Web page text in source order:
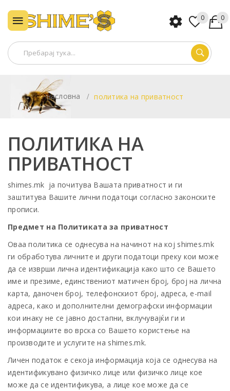
0 0
насловна политика на приватност
ПОЛИТИКА НА
ПРИВАТНОСТ
shimes.mk ја почитува Вашата приватност и ги
заштитува Вашите лични податоци согласно законските
прописи.
Предмет на Политиката за приватност
Оваа политика се однесува на начинот на кој shimes.mk
ги обработува личните и други податоци преку кои може
да се изврши лична идентификација како што се Вашето
име и презиме, единствениот матичен број, број на лична
карта, даночен број, телефонскиот број, адреса, e-mail
адреса, како и дополнителни демографски информации
кои инаку не се јавно достапни, вклучувајќи ги и
информациите во врска со Вашето користење на
производите и услугите на shimes.mk.
Личен податок е секоја информација која се однесува на
идентификувано физичко лице или физичко лице кое
може да се идентификува, а лице кое може да се